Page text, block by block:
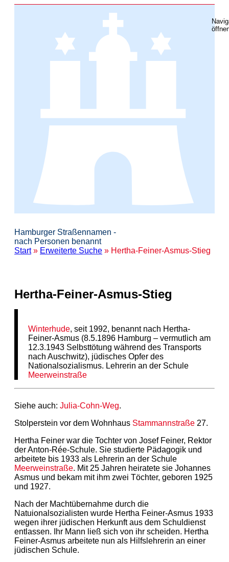
Hamburger Straßennamen -
nach Personen benannt
Start» Erweiterte Suche » Hertha-Feiner-Asmus-Stieg
Hertha-Feiner-Asmus-Stieg
Winterhude, seit 1992, benannt nach Hertha-
Feiner-Asmus (8.5.1896 Hamburg – vermutlich am
12.3.1943 Selbsttötung während des Transports
nach Auschwitz), jüdisches Opfer des
Nationalsozialismus. Lehrerin an der Schule
Meerweinstraße
Siehe auch: Julia-Cohn-Weg.
Stolperstein vor dem Wohnhaus Stammannstraße 27.
Hertha Feiner war die Tochter von Josef Feiner, Rektor
der Anton-Rée-Schule. Sie studierte Pädagogik und
arbeitete bis 1933 als Lehrerin an der Schule
Meerweinstraße. Mit 25 Jahren heiratete sie Johannes
Asmus und bekam mit ihm zwei Töchter, geboren 1925
und 1927.
Nach der Machtübernahme durch die
Natuionalsozialisten wurde Hertha Feiner-Asmus 1933
wegen ihrer jüdischen Herkunft aus dem Schuldienst
entlassen. Ihr Mann ließ sich von ihr scheiden. Hertha
Feiner-Asmus arbeitete nun als Hilfslehrerin an einer
jüdischen Schule.